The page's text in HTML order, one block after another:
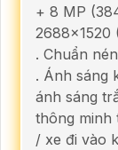
+ 8 MP
2688×1520
. Chuẩn
. Ánh sáng
ánh sáng
thông minh
/ xe đi vào